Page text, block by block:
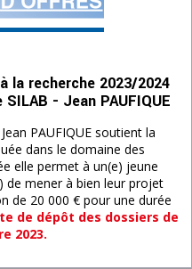
la recherche 2023/2024
- Jean PAUFIQUE
PAUFIQUE soutient la
dans le domaine des
elle permet à un(e) jeune
mener à bien leur projet
de 20 000 € pour une durée
de dépôt des dossiers de
2023.